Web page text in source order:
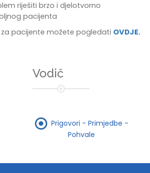
riješiti brzo i djelotvorno
pacijenta
pacijente možete pogledati OVDJE.
Vodič
Prigovori - Primjedbe -
Pohvale